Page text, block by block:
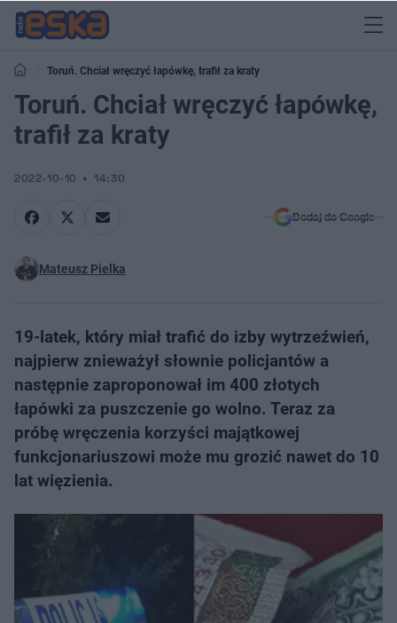
Toruń. Chciał wręczyć łapówkę, trafił za kraty
Toruń. Chciał wręczyć łapówkę,
trafił za kraty
2022-10-10 14:30
Dodaj do Google
Mateusz Pielka
19-latek, który miał trafić do izby wytrzeźwień,
najpierw znieważył słownie policjantów a
następnie zaproponował im 400 złotych
łapówki za puszczenie go wolno. Teraz za
próbę wręczenia korzyści majątkowej
funkcjonariuszowi może mu grozić nawet do 10
lat więzienia.